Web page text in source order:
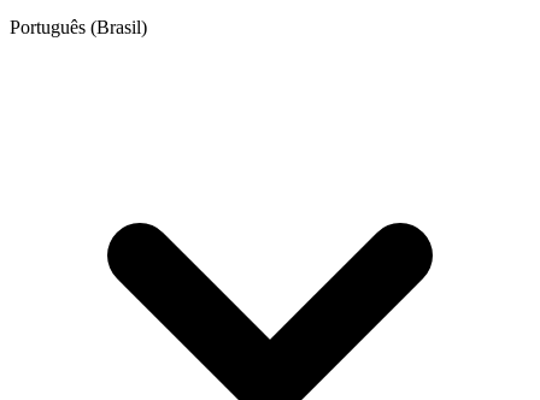
Português (Brasil)